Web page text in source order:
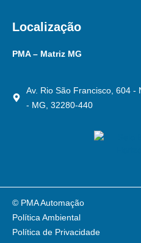
Localização
PMA – Matriz MG
Av. Rio São Francisco, 604 -
- MG, 32280-440
Política Ambiental
Política de Privacidade
© PMA Automação